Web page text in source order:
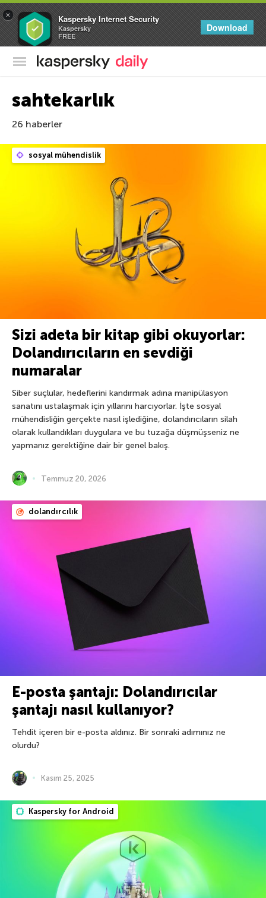
× Kaspersky Internet Security
Kaspersky
FREE
Download
Kaspersky Resmi Blogu
sahtekarlık
26 haberler
sosyal mühendislik
Sizi adeta bir kitap gibi okuyorlar:
Dolandırıcıların en sevdiği
numaralar
Siber suçlular, hedeflerini kandırmak adına manipülasyon
sanatını ustalaşmak için yıllarını harcıyorlar. İşte sosyal
mühendisliğin gerçekte nasıl işlediğine, dolandırıcıların silah
olarak kullandıkları duygulara ve bu tuzağa düşmüşseniz ne
yapmanız gerektiğine dair bir genel bakış.
Temmuz 20, 2026
dolandırcılık
E-posta şantajı: Dolandırıcılar
şantajı nasıl kullanıyor?
Tehdit içeren bir e-posta aldınız. Bir sonraki adımınız ne
olurdu?
Kasım 25, 2025
Kaspersky for Android